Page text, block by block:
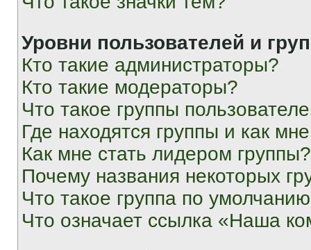
Уровни пользователей и
Кто такие администраторы?
Кто такие модераторы?
Что такое группы
Где находятся группы и как
Как мне стать лидером группы?
Почему названия некоторых
Что такое группа по
Что означает ссылка «Наша